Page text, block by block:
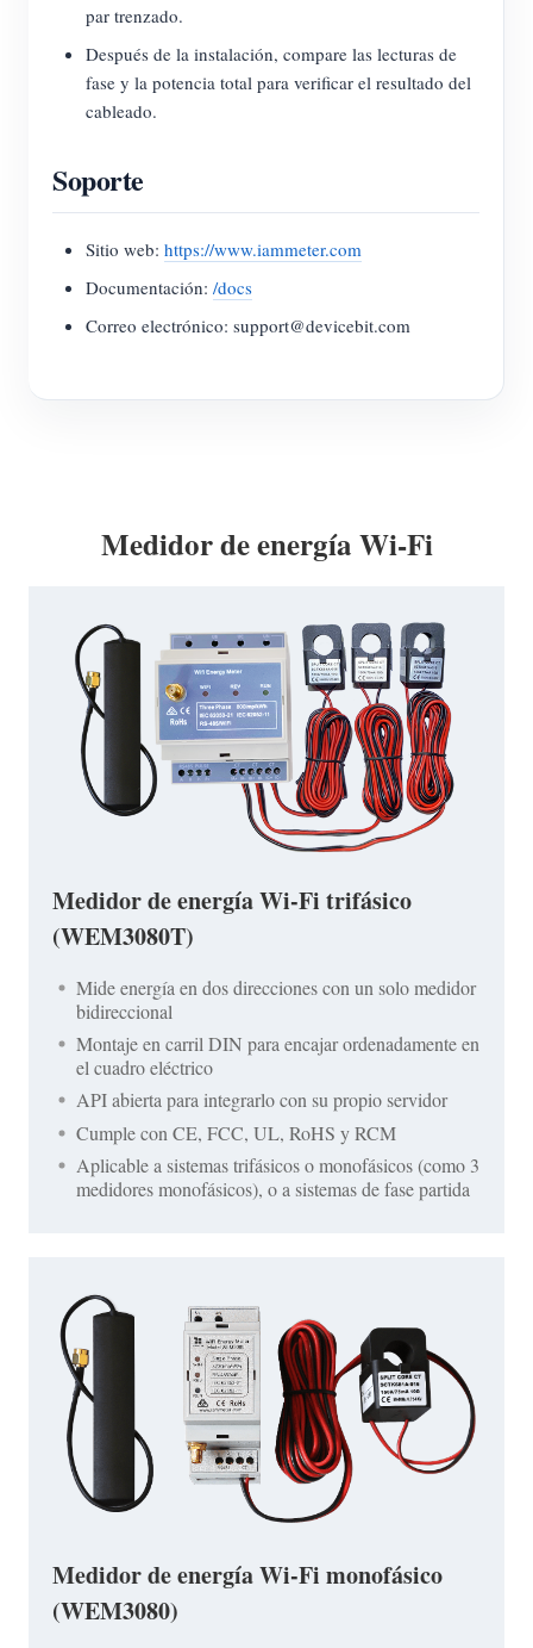
par trenzado.
Después de la instalación, compare las lecturas de
fase y la potencia total para verificar el resultado del
cableado.
Soporte
Sitio web: https://www.iammeter.com
Documentación: /docs
Correo electrónico: support@devicebit.com
Medidor de energía Wi-Fi
Medidor de energía Wi-Fi trifásico
(WEM3080T)
Mide energía en dos direcciones con un solo medidor
bidireccional
Montaje en carril DIN para encajar ordenadamente en
el cuadro eléctrico
API abierta para integrarlo con su propio servidor
Cumple con CE, FCC, UL, RoHS y RCM
Aplicable a sistemas trifásicos o monofásicos (como 3
medidores monofásicos), o a sistemas de fase partida
Medidor de energía Wi-Fi monofásico
(WEM3080)